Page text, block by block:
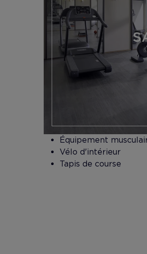
Équipement
Vélo d'intérieur
Tapis de course